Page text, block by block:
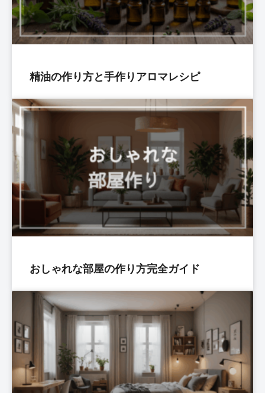
精油の作り方と手作りアロマレシピ
おしゃれな部屋の作り方完全ガイド